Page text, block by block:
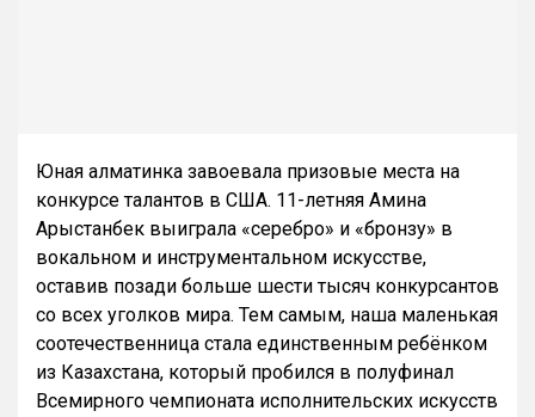
Юная алматинка завоевала призовые места на
конкурсе талантов в США. 11-летняя Амина
Арыстанбек выиграла «серебро» и «бронзу» в
вокальном и инструментальном искусстве,
оставив позади больше шести тысяч конкурсантов
со всех уголков мира. Тем самым, наша маленькая
соотечественница стала единственным ребёнком
из Казахстана, который пробился в полуфинал
Всемирного чемпионата исполнительских искусств